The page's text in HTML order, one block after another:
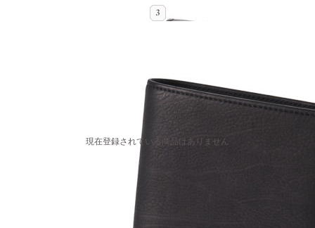
CALF DEER2 (カーフディア2)
長財布(ササマチ)
29,700円（税込）
現在登録されている商品はありません